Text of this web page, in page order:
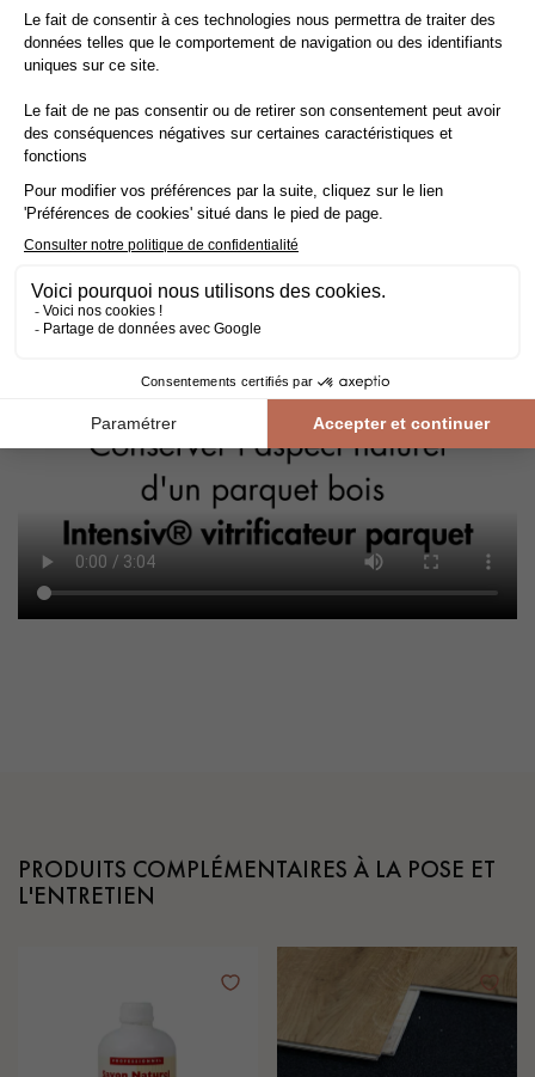
Nettoyage et entretien des parquets vernis
Évitez de mouiller le parquet vernis. Pour le nettoyage,
privilégiez un nettoyage à sec avec un balai ou un aspirateur
Pour l'entretien courant, utilisez une serpillière légèrement
humide avec un shampooing doux spécialement conçu pour
PRODUITS COMPLÉMENTAIRES À LA POSE ET
L'ENTRETIEN